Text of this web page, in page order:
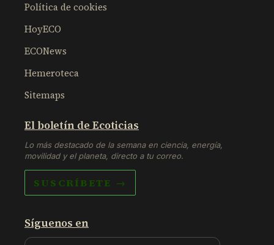
Política de cookies
HoyECO
ECONews
Hemeroteca
Sitemaps
El boletín de Ecoticias
Lo más destacado de la semana en ciencia, energía,
movilidad y el planeta, directo a tu correo.
SUSCRÍBETE →
Síguenos en